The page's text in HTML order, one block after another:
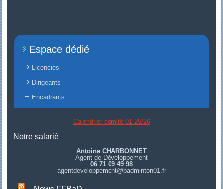
Espace dédié
Licenciés
Dirigeants
Encadrants
Calendrier comité 01 25/26
Notre salarié
Antoine CHARBONNET
Agent de Développement
06 71 09 49 98
agentdeveloppement@badminton01.fr